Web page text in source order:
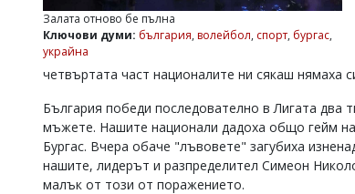
Касабова,
k.kassabova@flagman.bg
Главен
редактор:
office@flagman.bg
Коментарите
Залата отново бе пълна
Ключови думи: българия, волейбол, спорт, бургас,
украйна
четвъртата част националите ни сякаш нямаха
България победи последователно в Лигата два
мъжете. Нашите национали дадоха общо гейм
Бургас. Вчера обаче "лъвовете" загубиха
нашите, лидерът и разпределител Симеон
малък от този от поражението.